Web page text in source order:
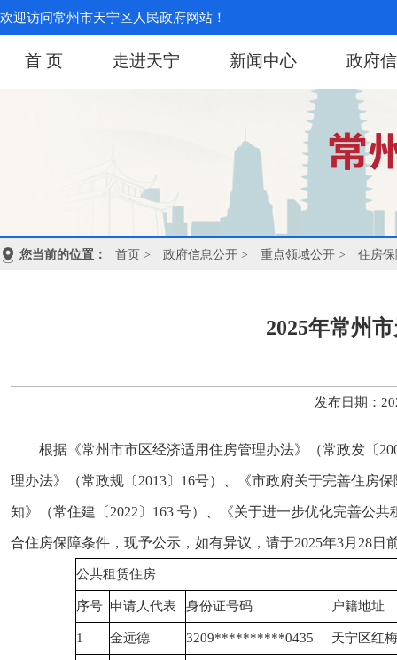
欢迎访问常州市天宁区人民政府网站！
首 页 走进天宁 新闻中心 政府
您当前的位置： 首页 > 政府信息公开 > 重点领域公开 > 住房
2025年常州
发布日期：
根据《常州市市区经济适用住房管理办法》（常政发〔
理办法》（常政规〔2013〕16号）、《市政府关于完善住房
知》（常住建〔2022〕163 号）、《关于进一步优化完善公
合住房保障条件，现予公示，如有异议，请于2025年3月28日
公共租赁住房
序号 申请人代表 身份证号码 户籍地址
1 金远德 3209**********0435 天宁区红